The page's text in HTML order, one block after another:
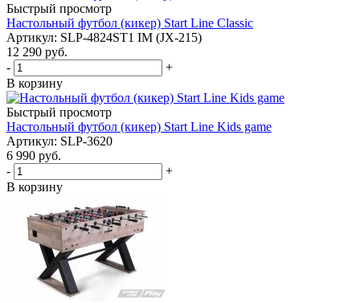
Быстрый просмотр
Настольный футбол (кикер) Start Line Сlassic
Артикул: SLP-4824ST1 IM (JX-215)
12 290 руб.
-
+
В корзину
Быстрый просмотр
Настольный футбол (кикер) Start Line Kids game
Артикул: SLP-3620
6 990 руб.
-
+
В корзину